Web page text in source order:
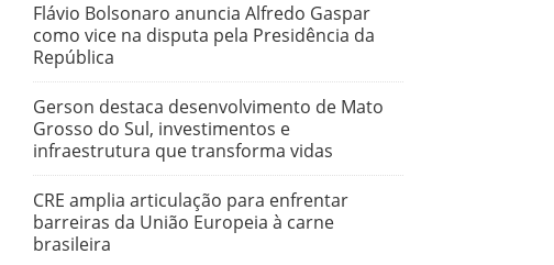
Flávio Bolsonaro anuncia Alfredo Gaspar
como vice na disputa pela Presidência da
República
Gerson destaca desenvolvimento de Mato
Grosso do Sul, investimentos e
infraestrutura que transforma vidas
CRE amplia articulação para enfrentar
barreiras da União Europeia à carne
brasileira